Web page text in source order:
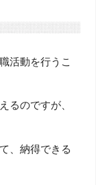
活動を行うこ
るのですが、
、納得できる